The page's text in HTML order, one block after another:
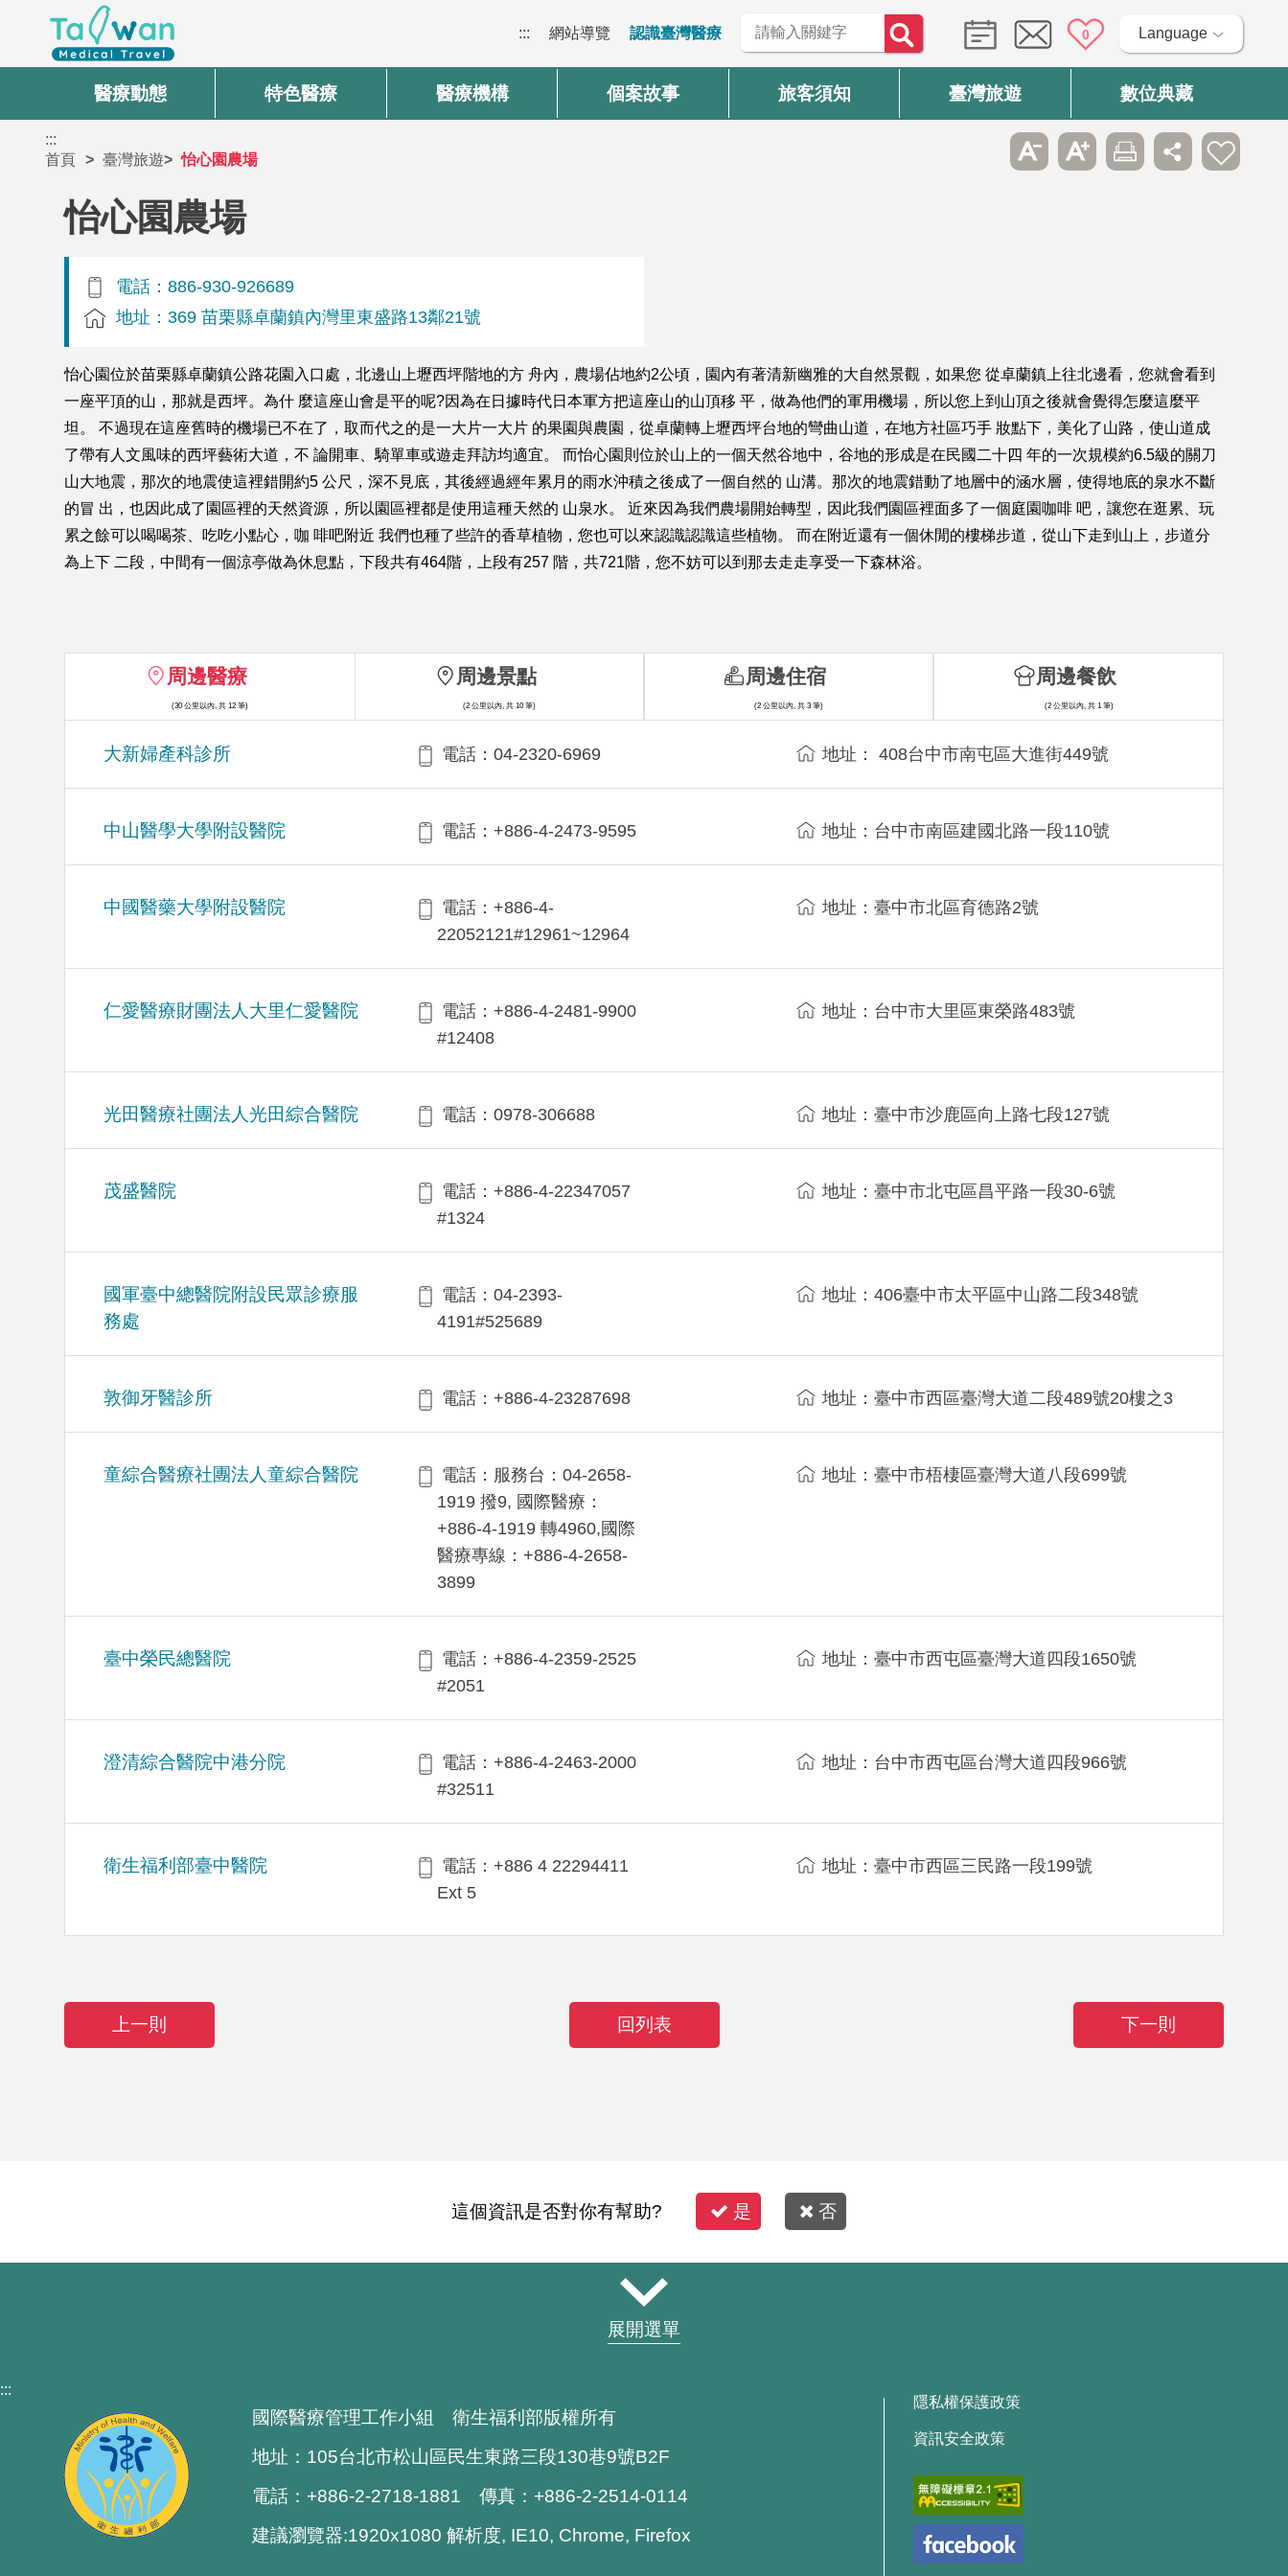
::: 網站導覽 認識臺灣醫療 0 Language
醫療動態 特色醫療 醫療機構 個案故事 旅客須知 臺灣旅遊 數位典藏
:::
首頁
臺灣旅遊 怡心園農場
怡心園農場
電話：886-930-926689
地址：369 苗栗縣卓蘭鎮內灣里東盛路13鄰21號
怡心園位於苗栗縣卓蘭鎮公路花園入口處，北邊山上壢西坪階地的方 舟內，農場佔地約2公頃，園內有著清新幽雅的大自然景觀，如果您 從卓蘭鎮上往北邊看，您就會看到
一座平頂的山，那就是西坪。為什 麼這座山會是平的呢?因為在日據時代日本軍方把這座山的山頂移 平，做為他們的軍用機場，所以您上到山頂之後就會覺得怎麼這麼平
坦。 不過現在這座舊時的機場已不在了，取而代之的是一大片一大片 的果園與農園，從卓蘭轉上壢西坪台地的彎曲山道，在地方社區巧手 妝點下，美化了山路，使山道成
了帶有人文風味的西坪藝術大道，不 論開車、騎單車或遊走拜訪均適宜。 而怡心園則位於山上的一個天然谷地中，谷地的形成是在民國二十四 年的一次規模約6.5級的關刀
山大地震，那次的地震使這裡錯開約5 公尺，深不見底，其後經過經年累月的雨水沖積之後成了一個自然的 山溝。那次的地震錯動了地層中的涵水層，使得地底的泉水不斷
的冒 出，也因此成了園區裡的天然資源，所以園區裡都是使用這種天然的 山泉水。 近來因為我們農場開始轉型，因此我們園區裡面多了一個庭園咖啡 吧，讓您在逛累、玩
累之餘可以喝喝茶、吃吃小點心，咖 啡吧附近 我們也種了些許的香草植物，您也可以來認識認識這些植物。 而在附近還有一個休閒的樓梯步道，從山下走到山上，步道分
為上下 二段，中間有一個涼亭做為休息點，下段共有464階，上段有257 階，共721階，您不妨可以到那去走走享受一下森林浴。
周邊醫療
(30 公里以內, 共 12 筆)
大新婦產科診所 電話：04-2320-6969 地址： 408台中市南屯區大進街449號
中山醫學大學附設醫院 電話：+886-4-2473-9595 地址：台中市南區建國北路一段110號
中國醫藥大學附設醫院
電話：+886-4-
22052121#12961~12964
地址：臺中市北區育德路2號
仁愛醫療財團法人大里仁愛醫院
電話：+886-4-2481-9900
#12408
地址：台中市大里區東榮路483號
光田醫療社團法人光田綜合醫院 電話：0978-306688 地址：臺中市沙鹿區向上路七段127號
茂盛醫院
電話：+886-4-22347057
#1324
地址：臺中市北屯區昌平路一段30-6號
國軍臺中總醫院附設民眾診療服
務處
電話：04-2393-
4191#525689
地址：406臺中市太平區中山路二段348號
敦御牙醫診所 電話：+886-4-23287698 地址：臺中市西區臺灣大道二段489號20樓之3
童綜合醫療社團法人童綜合醫院
電話：服務台：04-2658-
1919 撥9, 國際醫療：
+886-4-1919 轉4960,國際
醫療專線：+886-4-2658-
3899
地址：臺中市梧棲區臺灣大道八段699號
臺中榮民總醫院
電話：+886-4-2359-2525
#2051
地址：臺中市西屯區臺灣大道四段1650號
澄清綜合醫院中港分院
電話：+886-4-2463-2000
#32511
地址：台中市西屯區台灣大道四段966號
衛生福利部臺中醫院
電話：+886 4 22294411
Ext 5
地址：臺中市西區三民路一段199號
周邊景點
(2 公里以內, 共 10 筆)
周邊住宿
(2 公里以內, 共 3 筆)
周邊餐飲
(2 公里以內, 共 1 筆)
上一則 回列表 下一則
這個資訊是否對你有幫助? 是 否
展開選單
:::
國際醫療管理工作小組 衛生福利部版權所有
地址：105台北市松山區民生東路三段130巷9號B2F
電話：+886-2-2718-1881 傳真：+886-2-2514-0114
建議瀏覽器:1920x1080 解析度, IE10, Chrome, Firefox
隱私權保護政策
資訊安全政策